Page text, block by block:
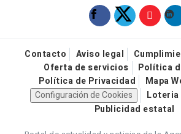
Contacto Aviso legal
Oferta de servicios
Política
Política de Privacidad
Mapa
Configuración de Cookies
Loteria
Publicidad estatal